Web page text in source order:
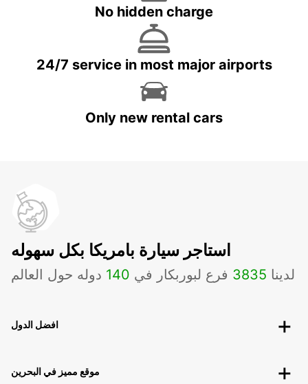
No hidden charge
24/7 service in most major airports
Only new rental cars
استاجر سيارة بامريكا بكل سهوله
لدينا 3835 فرع لبوربكار في 140 دوله حول العالم
افضل الدول
موقع مميز في البحرين